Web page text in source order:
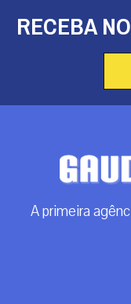
RECEBA
A primeira